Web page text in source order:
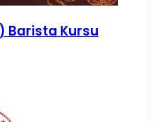
Barista Kursu